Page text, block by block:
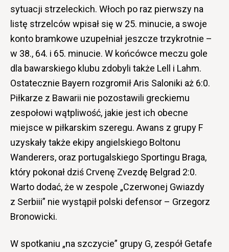
sytuacji strzeleckich. Włoch po raz pierwszy na
listę strzelców wpisał się w 25. minucie, a swoje
konto bramkowe uzupełniał jeszcze trzykrotnie –
w 38., 64. i 65. minucie. W końcówce meczu gole
dla bawarskiego klubu zdobyli także Lell i Lahm.
Ostatecznie Bayern rozgromił Aris Saloniki aż 6:0.
Piłkarze z Bawarii nie pozostawili greckiemu
zespołowi wątpliwość, jakie jest ich obecne
miejsce w piłkarskim szeregu. Awans z grupy F
uzyskały także ekipy angielskiego Boltonu
Wanderers, oraz portugalskiego Sportingu Braga,
który pokonał dziś Crvenę Zvezdę Belgrad 2:0.
Warto dodać, że w zespole „Czerwonej Gwiazdy
z Serbiii” nie wystąpił polski defensor – Grzegorz
Bronowicki.
W spotkaniu „na szczycie” grupy G, zespół Getafe